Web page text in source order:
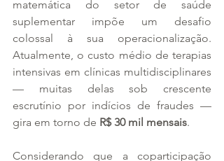
matemática do setor de saúde
suplementar impõe um desafio
colossal à sua operacionalização.
Atualmente, o custo médio de terapias
intensivas em clínicas multidisciplinares
— muitas delas sob crescente
escrutínio por indícios de fraudes —
gira em torno de R$ 30 mil mensais.
Considerando que a coparticipação